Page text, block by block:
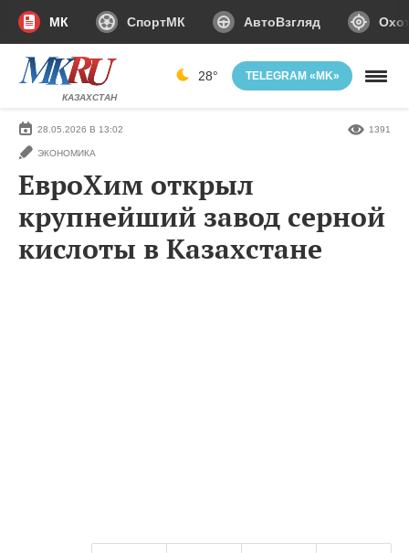
МК СпортМК АвтоВзгляд
КАЗАХСТАН
28° TELEGRAM «MK»
28.05.2026 В 13:02
ЭКОНОМИКА
1391
ЕврoХим открыл
крупнейший завод серной
кислоты в Казахстане